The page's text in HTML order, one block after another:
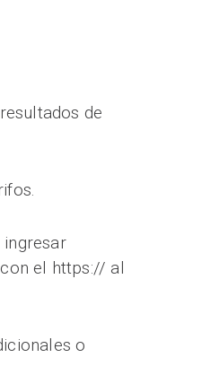
de
el https:// al
o